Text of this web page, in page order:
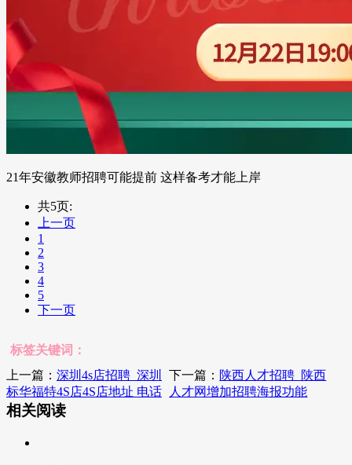
21年安徽教师招聘可能提前 这样备考才能上岸
共5页:
上一页
1
2
3
4
5
下一页
标签关键词：
上一篇： 深圳4s店招聘_深圳
标华福特4S店4S店地址 电话
下一篇： 陕西人才招聘_陕西
人才网增加招聘海报功能
相关阅读